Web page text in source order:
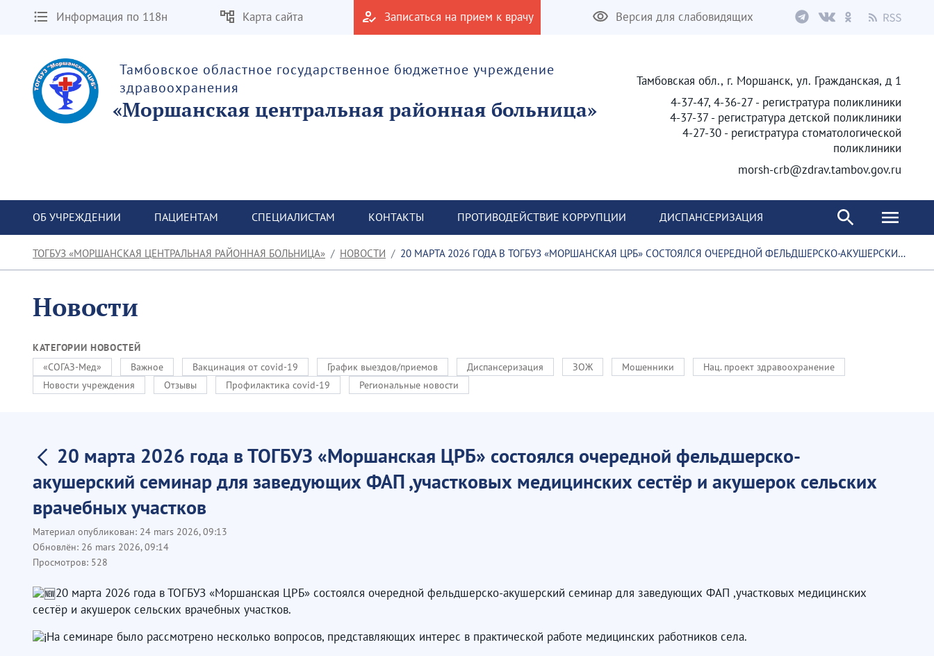
Информация по 118н Карта сайта Записаться на прием к врачу Версия для слабовидящих
Тамбовское областное государственное бюджетное учреждение
здравоохранения
«Моршанская центральная районная больница»
Тамбовская обл., г. Моршанск, ул. Гражданская, д 1
4-37-47, 4-36-27 - регистратура поликлиники
4-37-37 - регистратура детской поликлиники
4-27-30 - регистратура стоматологической
поликлиники
morsh-crb@zdrav.tambov.gov.ru
ОБ УЧРЕЖДЕНИИ ПАЦИЕНТАМ СПЕЦИАЛИСТАМ КОНТАКТЫ ПРОТИВОДЕЙСТВИЕ КОРРУПЦИИ ДИСПАНСЕРИЗАЦИЯ
ТОГБУЗ «МОРШАНСКАЯ ЦЕНТРАЛЬНАЯ РАЙОННАЯ БОЛЬНИЦА» НОВОСТИ 20 МАРТА 2026 ГОДА В ТОГБУЗ «МОРШАНСКАЯ ЦРБ» СОСТОЯЛСЯ ОЧЕРЕДНОЙ ФЕЛЬДШЕРСКО-АКУШЕРСКИЙ СЕМИНАР ДЛЯ ЗАВЕДУЮЩИХ ФАП ,УЧАСТКОВЫХ МЕДИЦИНСКИХ СЕСТЁР И АКУШЕРОК СЕЛЬСКИХ ВРАЧЕБНЫХ УЧАСТКОВ
Новости
КАТЕГОРИИ НОВОСТЕЙ
«СОГАЗ-Мед»
Важное Вакцинация от covid-19 График выездов/приемов Диспансеризация ЗОЖ Мошенники
Нац. проект здравоохранение
Новости учреждения
Отзывы Профилактика covid-19 Региональные новости
20 марта 2026 года в ТОГБУЗ «Моршанская ЦРБ» состоялся очередной фельдшерско-
акушерский семинар для заведующих ФАП ,участковых медицинских сестёр и акушерок сельских
врачебных участков
Материал опубликован: 24 mars 2026, 09:13
Обновлён: 26 mars 2026, 09:14
Просмотров: 528
20 марта 2026 года в ТОГБУЗ «Моршанская ЦРБ» состоялся очередной фельдшерско-акушерский семинар для заведующих ФАП ,участковых медицинских
сестёр и акушерок сельских врачебных участков.
На семинаре было рассмотрено несколько вопросов, представляющих интерес в практической работе медицинских работников села.